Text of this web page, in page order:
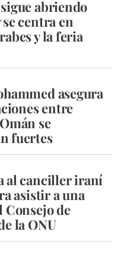
abriendo
centra en
y la feria
asegura
entre
se
fuertes
al canciller iraní
asistir a una
de
la ONU